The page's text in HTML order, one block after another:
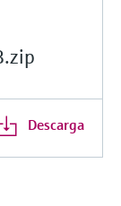
Descarga